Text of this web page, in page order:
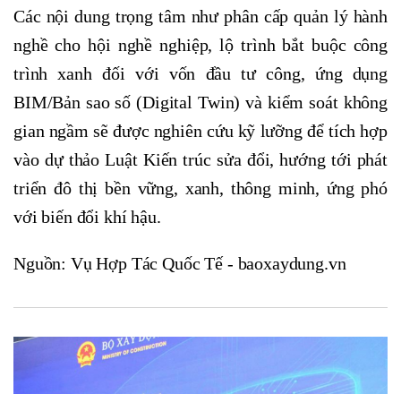
Các nội dung trọng tâm như phân cấp quản lý hành
nghề cho hội nghề nghiệp, lộ trình bắt buộc công
trình xanh đối với vốn đầu tư công, ứng dụng
BIM/Bản sao số (Digital Twin) và kiểm soát không
gian ngầm sẽ được nghiên cứu kỹ lưỡng để tích hợp
vào dự thảo Luật Kiến trúc sửa đổi, hướng tới phát
triển đô thị bền vững, xanh, thông minh, ứng phó
với biến đổi khí hậu.
Nguồn: Vụ Hợp Tác Quốc Tế - baoxaydung.vn